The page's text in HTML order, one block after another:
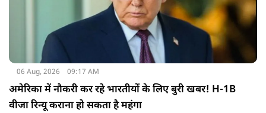
06 Aug, 2026 09:17 AM
अमेरिका में नौकरी कर रहे भारतीयों के लिए बुरी खबर! H-1B
वीजा रिन्यू कराना हो सकता है महंगा